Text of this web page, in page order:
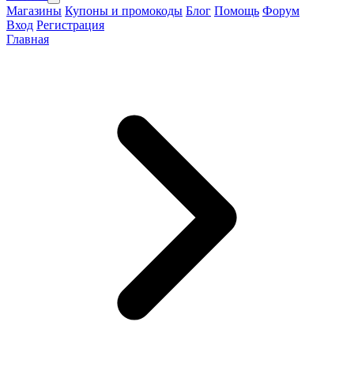
Магазины Купоны и промокоды Блог Помощь Форум
Вход Регистрация
Главная